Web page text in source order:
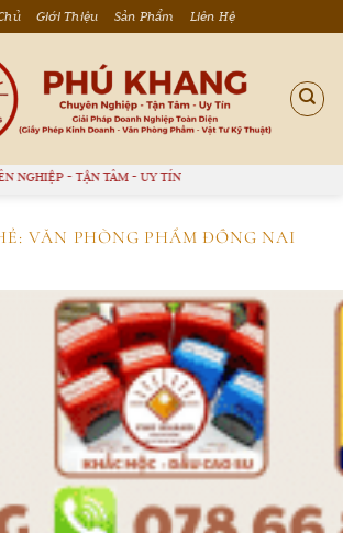
Giới Thiệu Sản Phẩm Liên Hệ
- TẬN TÂM - UY TÍN
VĂN PHÒNG PHẨM ĐỒNG NAI